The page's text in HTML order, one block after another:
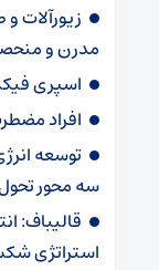
زیورآلات
مدرن و
اسپری
افراد
توسعه
سه محور
قالیباف:
استراتژی